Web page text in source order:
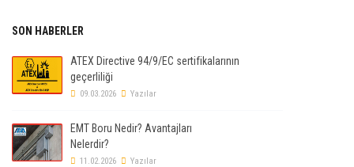
SON HABERLER
ATEX Directive 94/9/EC sertifikalarının
geçerliliği
09.03.2026 Yazılar
EMT Boru Nedir? Avantajları
Nelerdir?
11.02.2026 Yazılar